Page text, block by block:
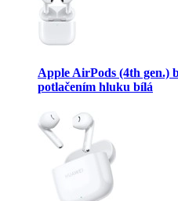
Apple AirPods (4th gen.)
potlačením hluku bílá